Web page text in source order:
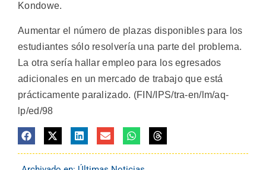
Kondowe.
Aumentar el número de plazas disponibles para los
estudiantes sólo resolvería una parte del problema.
La otra sería hallar empleo para los egresados
adicionales en un mercado de trabajo que está
prácticamente paralizado. (FIN/IPS/tra-en/lm/aq-
lp/ed/98